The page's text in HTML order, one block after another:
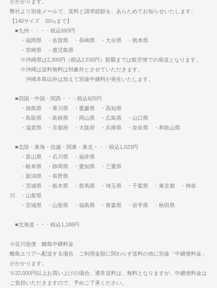
がかかります。
弊社より別途メールで、送料と請求総額を、あらためてお知らせいたします。
【140サイズ 20㎏まで】
■九州・・・・税込693円
・福岡県 ・佐賀県 ・長崎県 ・大分県 ・熊本県
・宮崎県 ・鹿児島県
※沖縄県は2,300円（税込2,530円）那覇までは航空便での発送となります。
※沖縄は送料無料は対象外とさせていただきます。
沖縄本島以外は加えて別途中継料が発生いたします。
■四国・中国・関西・・・税込825円
・徳島県 ・香川県 ・愛媛県 ・高知県
・鳥取県 ・島根県 ・岡山県 ・広島県 ・山口県
・滋賀県 ・京都府 ・大阪府 ・兵庫県 ・奈良県 ・和歌山県
■北陸・東海・信越・関東・東北・・・税込1,023円
・富山県 ・石川県 ・福井県
・岐阜県 ・静岡県 ・愛知県 ・三重県
・新潟県 ・長野県
・茨城県 ・栃木県 ・群馬県 ・埼玉県 ・千葉県 ・東京都 ・神奈
川 ・山梨県
・宮城県 ・山形県 ・福島県 ・青森県 ・岩手県 ・秋田県
■北海道・・・税込1,188円
※佐川急便 離島中継料金
離島エリアへ配送する場合、ご利用金額に関わらず送料の他に別途「中継便料金」
がかかります。
※22,000円以上お買い上げの場合、通常送料は、無料となりますが、中継便料金は
ご負担いただきますので、予めご了承ください。